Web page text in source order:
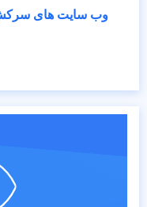
وب سایت های